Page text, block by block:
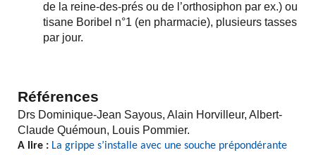
de la reine-des-prés ou de l’orthosiphon par ex.) ou
tisane Boribel n°1 (en pharmacie), plusieurs tasses
par jour.
Références
Drs Dominique-Jean Sayous, Alain Horvilleur, Albert-
Claude Quémoun, Louis Pommier.
A lire : La grippe s’installe avec une souche prépondérante